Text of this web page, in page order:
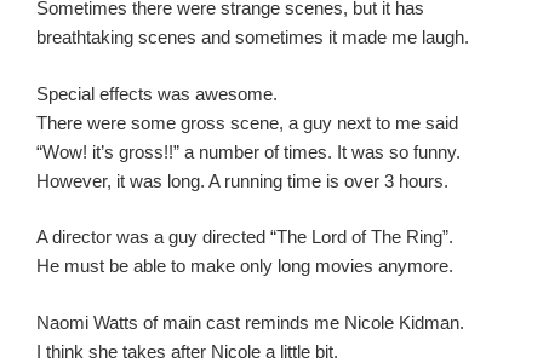
Sometimes there were strange scenes, but it has
breathtaking scenes and sometimes it made me laugh.
Special effects was awesome.
There were some gross scene, a guy next to me said
“Wow! it’s gross!!” a number of times. It was so funny.
However, it was long. A running time is over 3 hours.
A director was a guy directed “The Lord of The Ring”.
He must be able to make only long movies anymore.
Naomi Watts of main cast reminds me Nicole Kidman.
I think she takes after Nicole a little bit.